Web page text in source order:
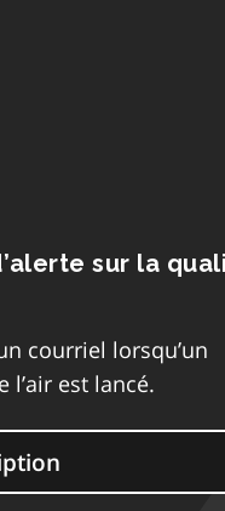
sur la
courriel lorsqu’un
l’air est lancé.